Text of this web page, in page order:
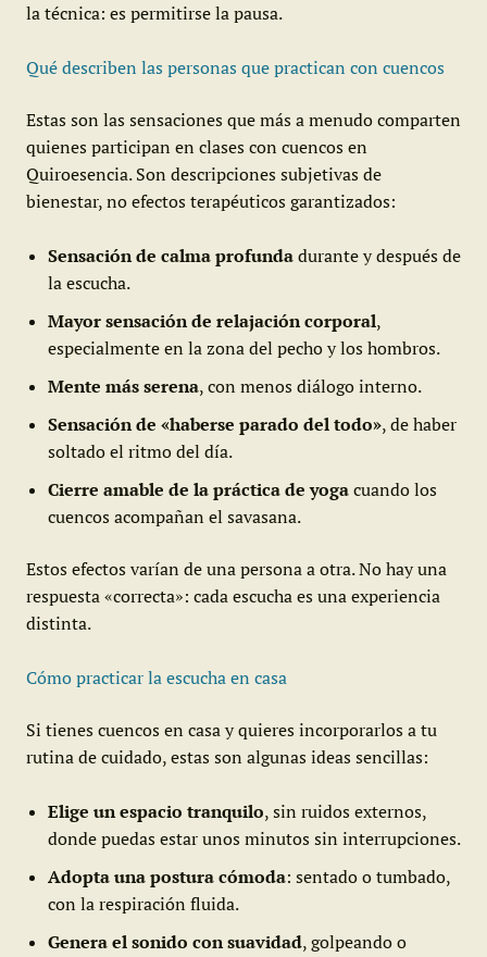
la técnica: es permitirse la pausa.
Qué describen las personas que practican con cuencos
Estas son las sensaciones que más a menudo comparten
quienes participan en clases con cuencos en
Quiroesencia. Son descripciones subjetivas de
bienestar, no efectos terapéuticos garantizados:
Sensación de calma profundadurante y después de
la escucha.
Mayor sensación de relajación corporal,
especialmente en la zona del pecho y los hombros.
Mente más serena, con menos diálogo interno.
Sensación de «haberse parado del todo», de haber
soltado el ritmo del día.
Cierre amable de la práctica de yogacuando los
cuencos acompañan el savasana.
Estos efectos varían de una persona a otra. No hay una
respuesta «correcta»: cada escucha es una experiencia
distinta.
Cómo practicar la escucha en casa
Si tienes cuencos en casa y quieres incorporarlos a tu
rutina de cuidado, estas son algunas ideas sencillas:
Elige un espacio tranquilo, sin ruidos externos,
donde puedas estar unos minutos sin interrupciones.
Adopta una postura cómoda: sentado o tumbado,
con la respiración fluida.
Genera el sonido con suavidad, golpeando o